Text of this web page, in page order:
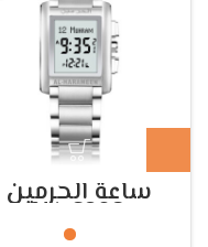
ساعة الحرمين
HA.6208